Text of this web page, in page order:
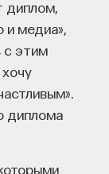
диплом,
и медиа»,
с этим
диплома
поступлю,
не успел
Средних
я входила